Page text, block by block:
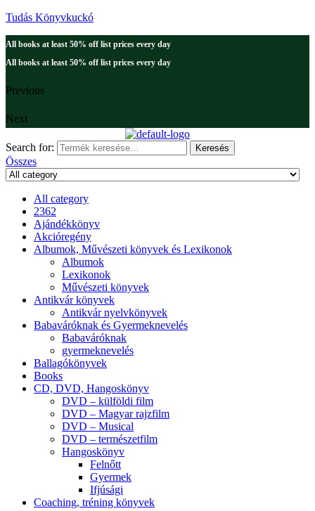
Tudás Könyvkuckó
All books at least 50% off list prices every day
All books at least 50% off list prices every day
Previous
Next
Search for: Keresés
Összes
All category
2362
Ajándékkönyv
Akcióregény
Albumok, Művészeti könyvek és Lexikonok
Albumok
Lexikonok
Művészeti könyvek
Antikvár könyvek
Antikvár nyelvkönyvek
Babaváróknak és Gyermeknevelés
Babaváróknak
gyermeknevelés
Ballagókönyvek
Books
CD, DVD, Hangoskönyv
DVD – külföldi film
DVD – Magyar rajzfilm
DVD – Musical
DVD – természetfilm
Hangoskönyv
Felnőtt
Gyermek
Ifjúsági
Coaching, tréning könyvek